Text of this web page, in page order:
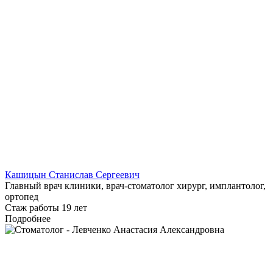
Кашицын Станислав Сергеевич
Главный врач клиники, врач-стоматолог хирург, имплантолог,
ортопед
Стаж работы 19 лет
Подробнее